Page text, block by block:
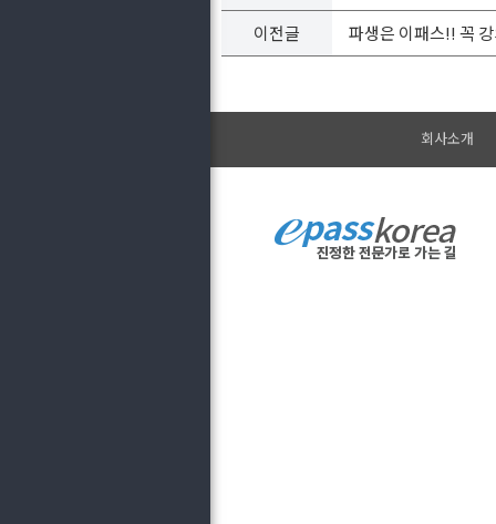
이전글
파생은 이패스!! 꼭
회사소개